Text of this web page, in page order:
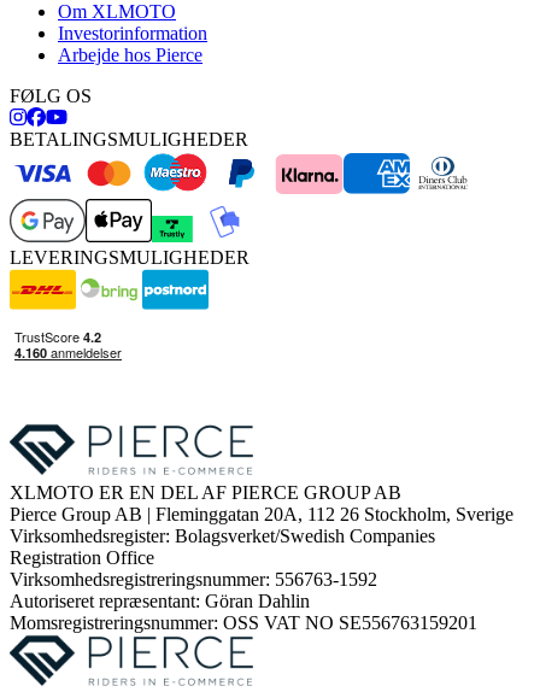
Om XLMOTO
Investorinformation
Arbejde hos Pierce
FØLG OS
BETALINGSMULIGHEDER
LEVERINGSMULIGHEDER
XLMOTO ER EN DEL AF PIERCE GROUP AB
Pierce Group AB | Fleminggatan 20A, 112 26 Stockholm, Sverige
Virksomhedsregister: Bolagsverket/Swedish Companies
Registration Office
Virksomhedsregistreringsnummer: 556763-1592
Autoriseret repræsentant: Göran Dahlin
Momsregistreringsnummer: OSS VAT NO SE556763159201